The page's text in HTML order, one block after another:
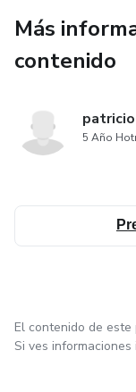
Más
contenido
5 Año
El contenido de
Si ves informaciones